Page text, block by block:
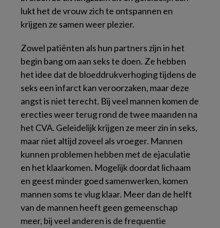
lukt het de vrouw zich te ontspannen en
krijgen ze samen weer plezier.
Zowel patiënten als hun partners zijn in het
begin bang om aan seks te doen. Ze hebben
het idee dat de bloeddrukverhoging tijdens de
seks een infarct kan veroorzaken, maar deze
angst is niet terecht. Bij veel mannen komen de
erecties weer terug rond de twee maanden na
het CVA. Geleidelijk krijgen ze meer zin in seks,
maar niet altijd zoveel als vroeger. Mannen
kunnen problemen hebben met de ejaculatie
en het klaarkomen. Mogelijk doordat lichaam
en geest minder goed samenwerken, komen
mannen soms te vlug klaar. Meer dan de helft
van de mannen heeft geen gemeenschap
meer, bij veel anderen is de frequentie